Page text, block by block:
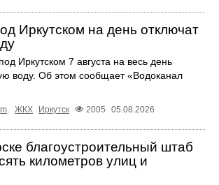
Иркутском на день отключат
Иркутском 7 августа на весь день
воду. Об этом сообщает «Водоканал
. ЖКХ Иркутск 2005 05.08.2026
благоустроительный штаб
километров улиц и